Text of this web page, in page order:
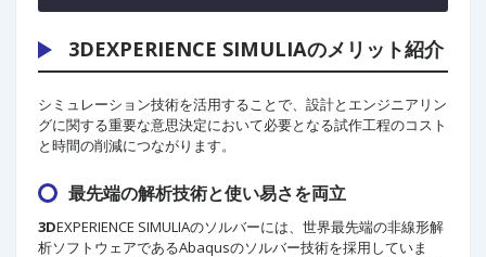
3DEXPERIENCE SIMULIAのメリット紹介
シミュレーション技術を活用することで、設計とエンジニアリン
グに関する重要な意思決定において必要となる試作工程のコスト
と時間の削減につながります。
最先端の解析技術と使い易さを両立
3DEXPERIENCE SIMULIAのソルバーには、世界最先端の非線形解
析ソフトウェアであるAbaqusのソルバー技術を採用していま